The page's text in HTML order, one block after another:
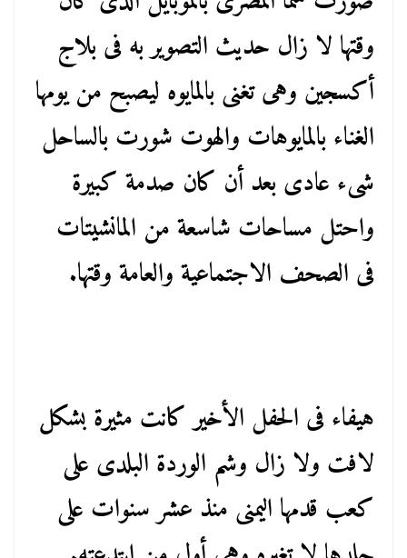
وقتها لا زال حديث التصوير به فى بلاج
أكسجين وهى تغنى بالمايوه ليصبح من يومها
الغناء بالمايوهات والهوت شورت بالساحل
شىء عادى بعد أن كان صدمة كبيرة
واحتل مساحات شاسعة من المانشيتات
فى الصحف الاجتماعية والعامة وقتها.
هيفاء فى الحفل الأخير كانت مثيرة بشكل
لافت ولا زال وشم الوردة البلدى على
كعب قدمها اليمنى منذ عشر سنوات على